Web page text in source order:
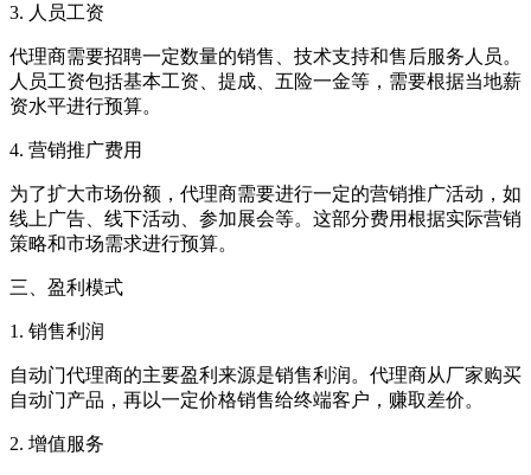
3. 人员工资
代理商需要招聘一定数量的销售、技术支持和售后服务人员。
人员工资包括基本工资、提成、五险一金等，需要根据当地薪
资水平进行预算。
4. 营销推广费用
为了扩大市场份额，代理商需要进行一定的营销推广活动，如
线上广告、线下活动、参加展会等。这部分费用根据实际营销
策略和市场需求进行预算。
三、盈利模式
1. 销售利润
自动门代理商的主要盈利来源是销售利润。代理商从厂家购买
自动门产品，再以一定价格销售给终端客户，赚取差价。
2. 增值服务